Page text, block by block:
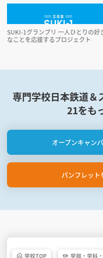
SUKI-1グランプリ 一人ひとりの好
なことを応援するプロジェクト
専門学校日本鉄道＆
21をも
オープンキャン
パンフレット
学校TOP 学部・ 学科・